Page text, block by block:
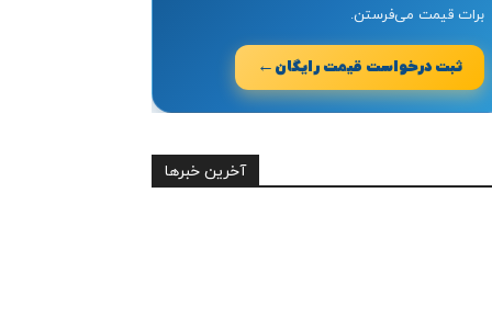
برات قیمت می‌فرستن.
ثبت درخواست قیمت رایگان ←
آخرین خبرها